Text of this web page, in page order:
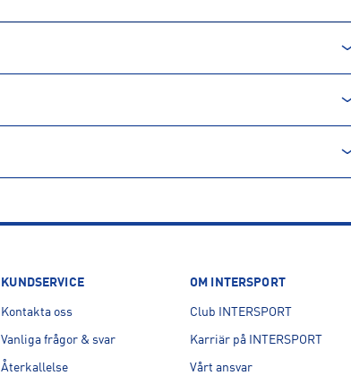
KUNDSERVICE
Kontakta oss
Vanliga frågor & svar
Återkallelse
OM INTERSPORT
Club INTERSPORT
Karriär på INTERSPORT
Vårt ansvar